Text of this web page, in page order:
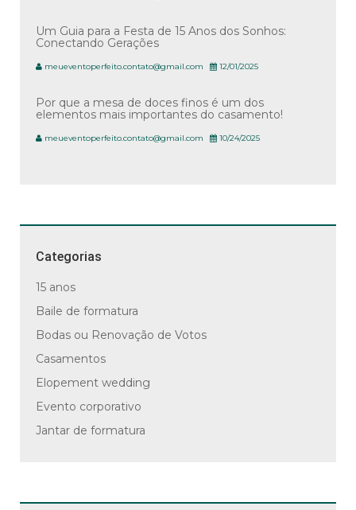
Um Guia para a Festa de 15 Anos dos Sonhos:
Conectando Gerações
meueventoperfeito.contato@gmail.com 12/01/2025
Por que a mesa de doces finos é um dos
elementos mais importantes do casamento!
meueventoperfeito.contato@gmail.com 10/24/2025
Categorias
15 anos
Baile de formatura
Bodas ou Renovação de Votos
Casamentos
Elopement wedding
Evento corporativo
Jantar de formatura